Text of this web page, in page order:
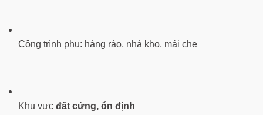
Công trình phụ: hàng rào, nhà kho, mái che
Khu vực đất cứng, ổn định